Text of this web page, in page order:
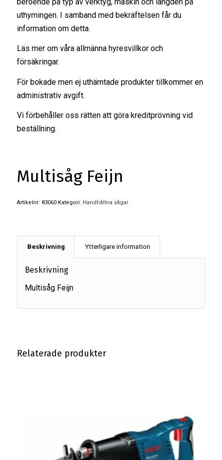
uthyrningen. I samband med bekräftelsen får du
information om detta.
Läs mer om våra allmänna hyresvillkoroch
försäkringar.
För bokade men ej uthämtade produkter tillkommer en
administrativ avgift.
Vi förbehåller oss rätten att göra kreditprövning vid
beställning.
Multisåg Feijn
Artikelnr: 83060 Kategori: Handhållna sågar
Beskrivning Ytterligare information
Beskrivning
Multisåg Feijn
Relaterade produkter